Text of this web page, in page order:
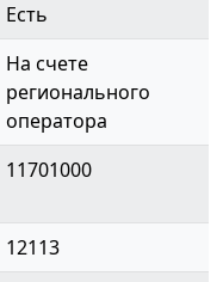
Есть
На счете
регионального
оператора
11701000
12113